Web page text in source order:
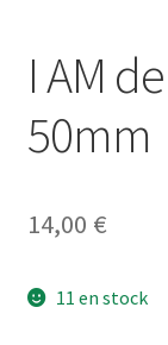
I AM
50mm
14,00 €
11 en stock